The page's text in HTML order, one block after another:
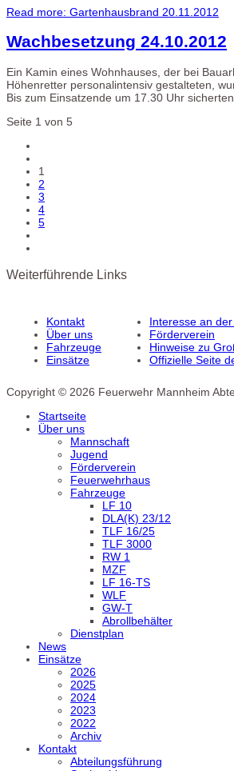
Read more: Gartenhausbrand 20.11.2012
Wachbesetzung 24.10.2012
Ein Kamin eines Wohnhauses, der bei
Höhenretter personalintensiv gestalteten,
Bis zum Einsatzende um 17.30 Uhr
Seite 1 von 5
1
2
3
4
5
Weiterführende Links
Kontakt
Über uns
Fahrzeuge
Einsätze
Interesse an
Förderverein
Hinweise zu
Offizielle Seite
Copyright © 2026 Feuerwehr Mannheim
Startseite
Über uns
Mannschaft
Jugend
Förderverein
Feuerwehrhaus
Fahrzeuge
LF 10
DLA(K) 23/12
TLF 16/25
TLF 3000
RW 1
MZF
LF 16-TS
WLF
GW-T
Abrollbehälter
Dienstplan
News
Einsätze
2026
2025
2024
2023
2022
Archiv
Kontakt
Abteilungsführung